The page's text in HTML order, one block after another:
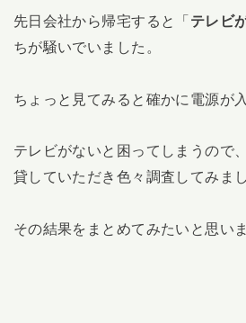
先日会社から帰宅すると「テレビ
ちが騒いでいました。
ちょっと見てみると確かに電源が
テレビがないと困ってしまうので
貸していただき色々調査してみまし
その結果をまとめてみたいと思いま